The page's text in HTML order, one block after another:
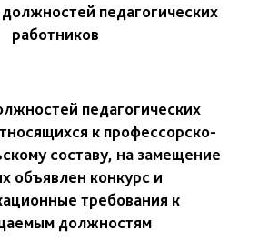
педагогических
работников
педагогических
к профессорско-
составу, на замещение
объявлен конкурс и
требования к
должностям